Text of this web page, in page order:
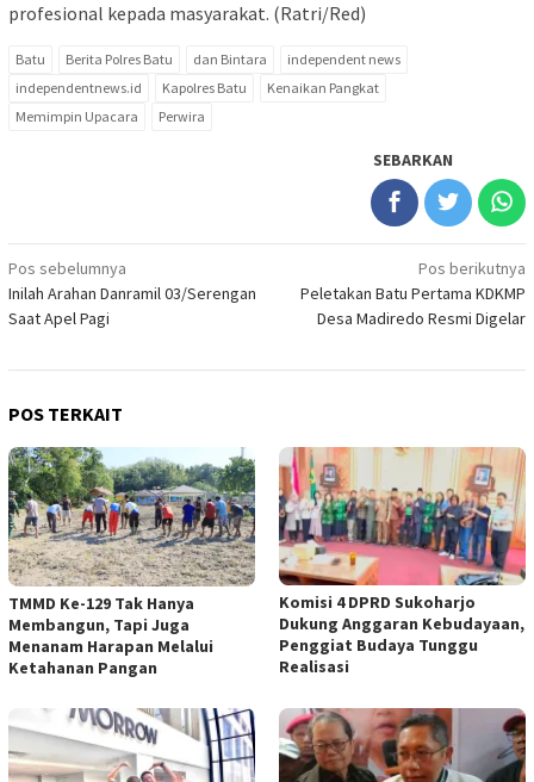
profesional kepada masyarakat. (Ratri/Red)
Batu Berita Polres Batu dan Bintara
independent news
independentnews.id
Kapolres Batu
Kenaikan Pangkat
Memimpin Upacara
Perwira
SEBARKAN
Navigasi
pos
Pos sebelumnya
Inilah Arahan Danramil 03/Serengan
Saat Apel Pagi
Pos berikutnya
Peletakan Batu Pertama KDKMP
Desa Madiredo Resmi Digelar
POS TERKAIT
TMMD Ke-129 Tak Hanya
Membangun, Tapi Juga
Menanam Harapan Melalui
Ketahanan Pangan
Komisi 4 DPRD Sukoharjo
Dukung Anggaran Kebudayaan,
Penggiat Budaya Tunggu
Realisasi